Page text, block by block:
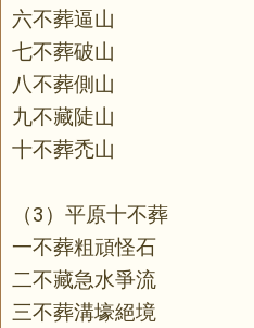
六不葬逼山
七不葬破山
八不葬側山
九不藏陡山
十不葬禿山
（3）平原十不葬
一不葬粗頑怪石
二不藏急水爭流
三不葬溝壕絕境